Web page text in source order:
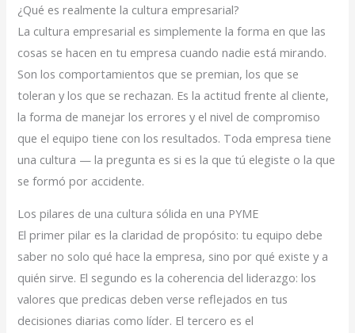
¿Qué es realmente la cultura empresarial?
La cultura empresarial es simplemente la forma en que las
cosas se hacen en tu empresa cuando nadie está mirando.
Son los comportamientos que se premian, los que se
toleran y los que se rechazan. Es la actitud frente al cliente,
la forma de manejar los errores y el nivel de compromiso
que el equipo tiene con los resultados. Toda empresa tiene
una cultura — la pregunta es si es la que tú elegiste o la que
se formó por accidente.
Los pilares de una cultura sólida en una PYME
El primer pilar es la claridad de propósito: tu equipo debe
saber no solo qué hace la empresa, sino por qué existe y a
quién sirve. El segundo es la coherencia del liderazgo: los
valores que predicas deben verse reflejados en tus
decisiones diarias como líder. El tercero es el